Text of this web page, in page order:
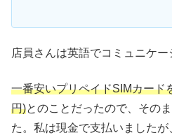
店員さんは英語でコミュニケー
一番安いプリペイドSIMカード
円)とのことだったので、その
た。私は現金で支払いましたが